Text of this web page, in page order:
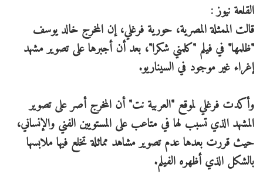
القلعة نيوز :
قالت الممثلة المصرية، حورية فرغلي، إن المخرج خالد يوسف
"ظلمها" في فيلم "كلمني شكرا"، بعد أن أجبرها على تصوير مشهد
إغراء غير موجود في السيناريو.
وأكدت فرغلي لموقع "العربية نت" أن المخرج أصر على تصوير
المشهد الذي تسبب لها في متاعب على المستويين الفني والإنساني،
حيث قررت بعدها عدم تصوير مشاهد مماثلة تخلع فيها ملابسها
بالشكل الذي أظهره الفيلم.